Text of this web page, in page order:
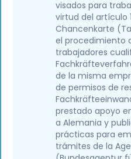
visados para
virtud del artículo
Chancenkarte
el procedimiento
trabajadores
de la misma
de permisos de
prestado apoyo
a Alemania y
prácticas para
trámites de la